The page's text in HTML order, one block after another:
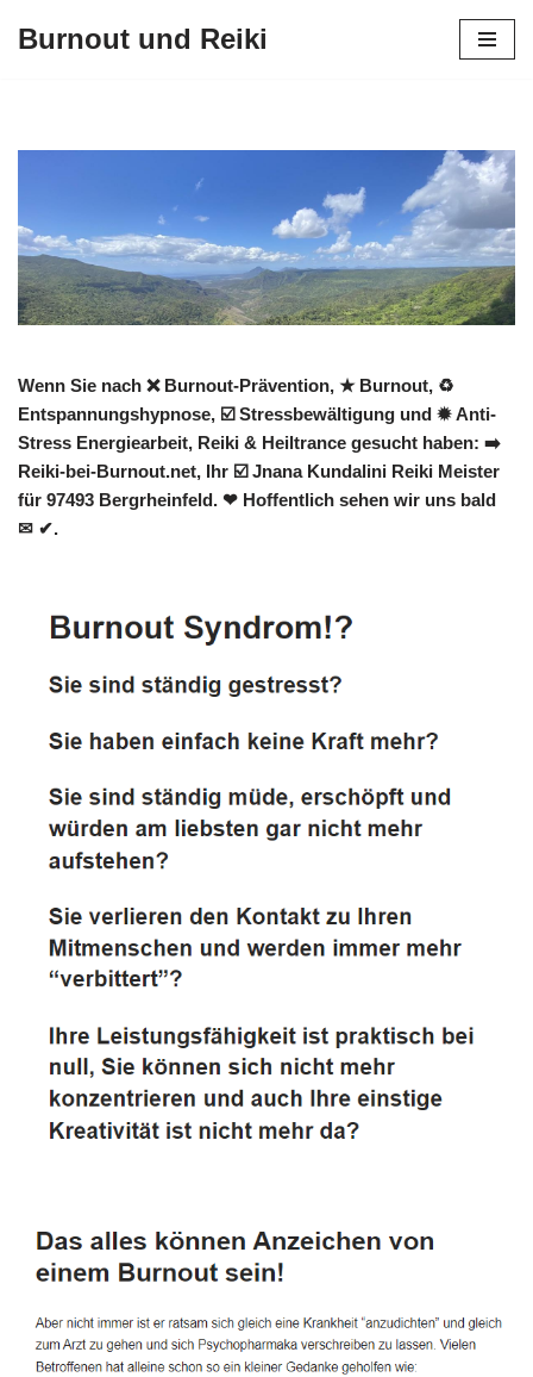
Burnout und Reiki
Wenn Sie nach ❌ Burnout-Prävention, ★ Burnout, ♻
Entspannungshypnose, ☑️ Stressbewältigung und ✹ Anti-
Stress Energiearbeit, Reiki & Heiltrance gesucht haben: ➡️
Reiki-bei-Burnout.net, Ihr ☑️ Jnana Kundalini Reiki Meister
für 97493 Bergrheinfeld. ❤ Hoffentlich sehen wir uns bald
✉ ✔.